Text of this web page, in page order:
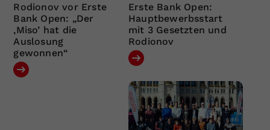
Rodionov vor Erste
Bank Open: „Der
‚Miso’ hat die
Auslosung
gewonnen“
Erste Bank Open:
Hauptbewerbsstart
mit 3 Gesetzten und
Rodionov